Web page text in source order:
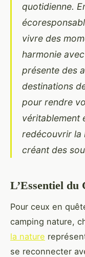
quotidienne.
vivre des
harmonie
présente des
destinations
pour rendre
véritablement
redécouvrir la
créant des
L’Essentiel du
Pour ceux en
camping nature,
la nature
se reconnecter